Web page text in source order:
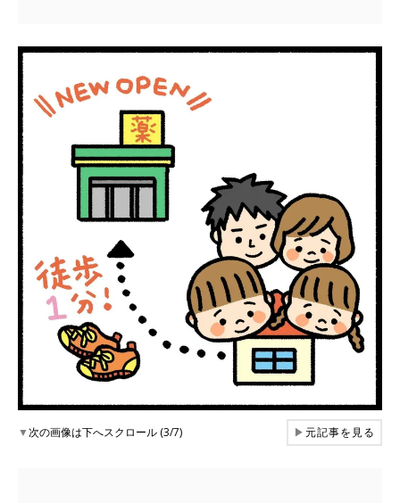
▼次の画像は下へスクロール (3/7) ▶元記事を見る